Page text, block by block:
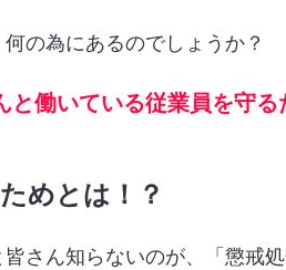
何の為にあるのでしょうか？
と働いている従業員を守る
めとは！？
皆さん知らないのが、「懲戒